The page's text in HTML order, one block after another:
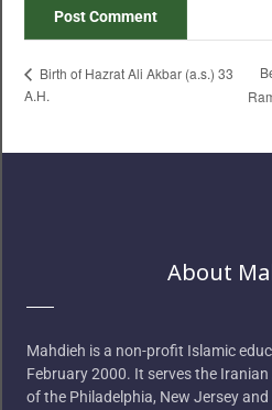
Birth of Hazrat Ali Akbar (a.s.) 33
A.H.
About
Mahdieh is a non-profit Islamic
February 2000. It serves the
of the Philadelphia, New Jersey